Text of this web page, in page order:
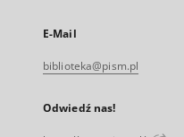
E-Mail
biblioteka@pism.pl
Odwiedź nas!